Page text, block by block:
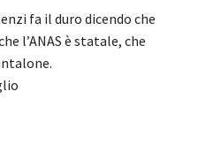
fa il duro dicendo che
l’ANAS è statale, che